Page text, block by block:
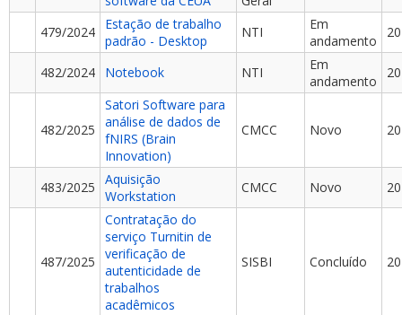
479/2024
Estação de trabalho
padrão - Desktop
NTI
Em
andamento
482/2024 Notebook NTI
Em
andamento
482/2025
Satori Software para
análise de dados de
fNIRS (Brain
Innovation)
CMCC Novo
483/2025
Aquisição
Workstation
CMCC Novo
487/2025
Contratação do
serviço Turnitin de
verificação de
autenticidade de
trabalhos
acadêmicos
SISBI Concluído